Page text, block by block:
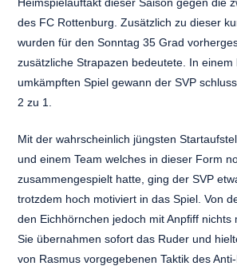
des FC Rottenburg. Zusätzlich zu dieser
wurden für den Sonntag 35 Grad
zusätzliche Strapazen bedeutete. In
umkämpften Spiel gewann der SVP
2 zu 1.
Mit der wahrscheinlich jüngsten
und einem Team welches in dieser Form
zusammengespielt hatte, ging der SVP
trotzdem hoch motiviert in das Spiel. Von
den Eichhörnchen jedoch mit Anpﬁff nichts
Sie übernahmen sofort das Ruder und
von Rasmus vorgegebenen Taktik des